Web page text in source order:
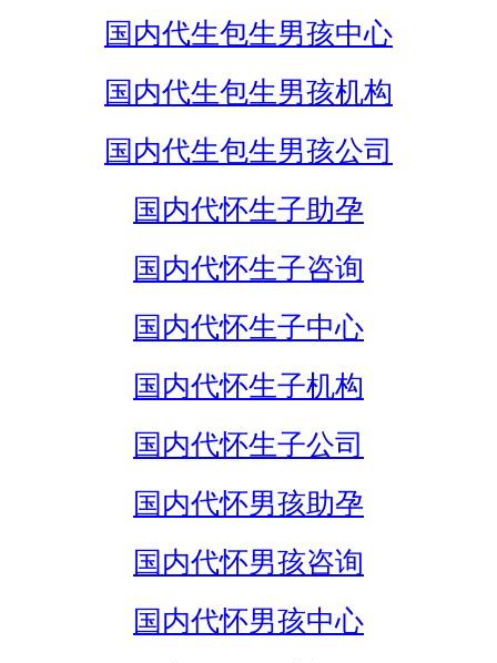
国内代生包生男孩中心
国内代生包生男孩机构
国内代生包生男孩公司
国内代怀生子助孕
国内代怀生子咨询
国内代怀生子中心
国内代怀生子机构
国内代怀生子公司
国内代怀男孩助孕
国内代怀男孩咨询
国内代怀男孩中心